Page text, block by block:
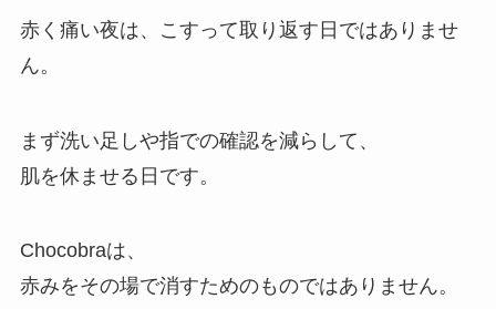
赤く痛い夜は、こすって取り返す日ではありませ
ん。
まず洗い足しや指での確認を減らして、
肌を休ませる日です。
Chocobraは、
赤みをその場で消すためのものではありません。